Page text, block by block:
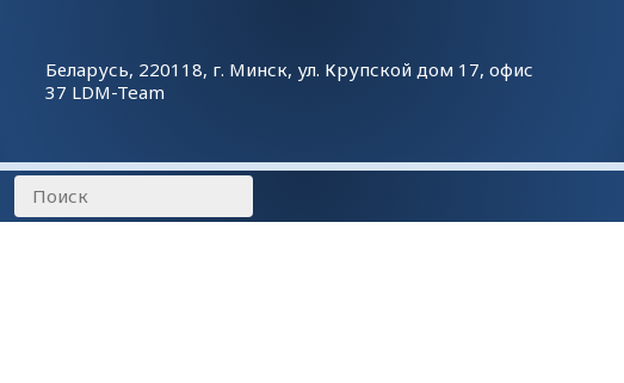
Беларусь, 220118, г. Минск, ул. Крупской дом 17, офис
37 LDM-Team